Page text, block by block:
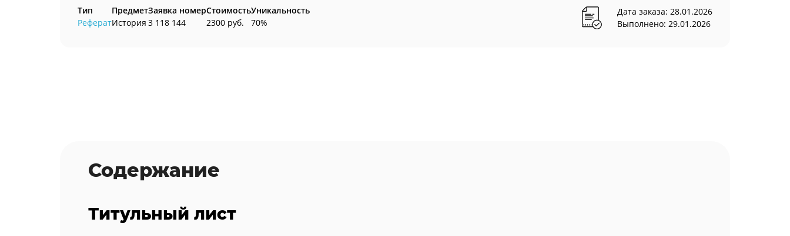
Тип
Реферат
Предмет
История
Заявка номер
3 118 144
Стоимость
2300 руб.
Уникальность
70%
Дата заказа: 28.01.2026
Выполнено: 29.01.2026
Содержание
Титульный лист